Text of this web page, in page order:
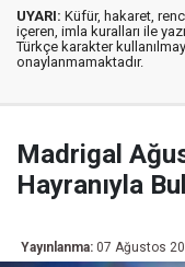
UYARI: Küfür, hakaret,
içeren, imla kuralları ile
Türkçe karakter
onaylanmamaktadır.
Madrigal
Hayranıyla
Yayınlanma: 07 Ağustos